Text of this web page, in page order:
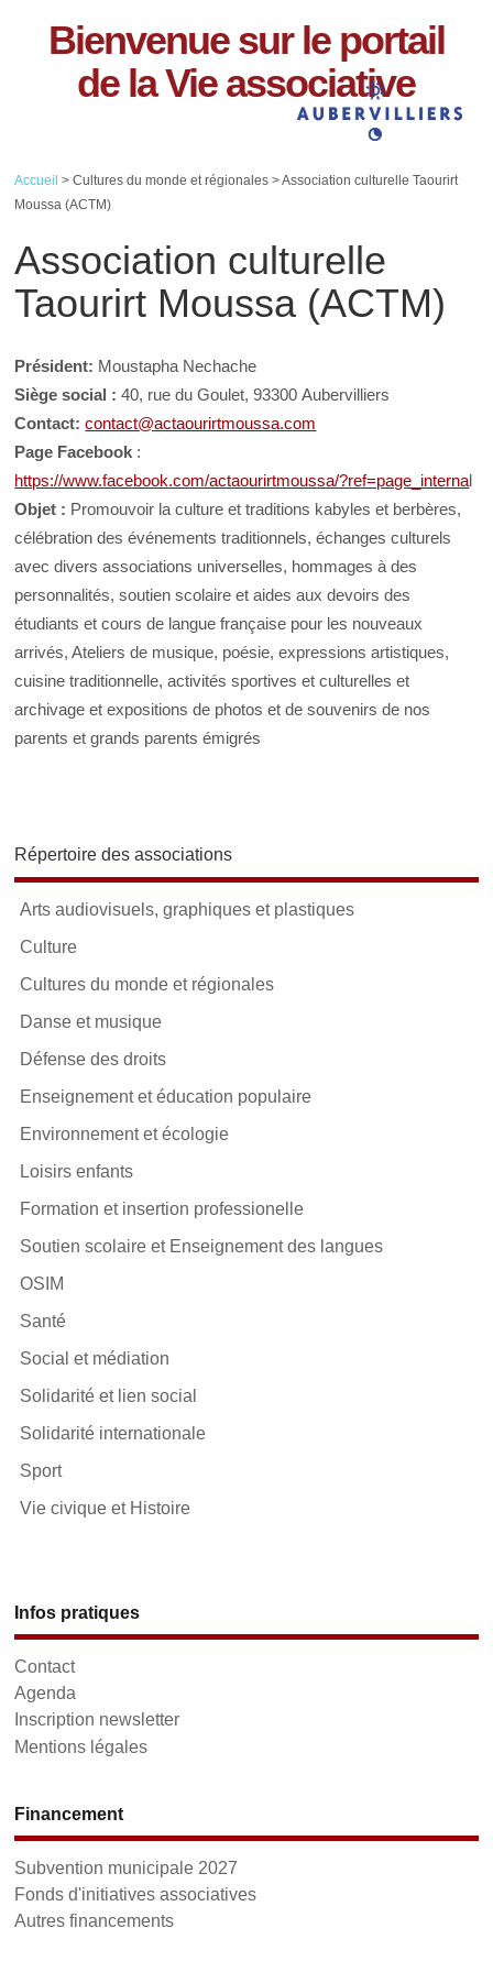
Bienvenue sur le portail
de la Vie associative
Accueil > Cultures du monde et régionales > Association culturelle Taourirt
Moussa (ACTM)
Association culturelle
Taourirt Moussa (ACTM)
Président: Moustapha Nechache
Siège social : 40, rue du Goulet, 93300 Aubervilliers
Contact: contact@actaourirtmoussa.com
Page Facebook :
https://www.facebook.com/actaourirtmoussa/?ref=page_internal
Objet : Promouvoir la culture et traditions kabyles et berbères,
célébration des événements traditionnels, échanges culturels
avec divers associations universelles, hommages à des
personnalités, soutien scolaire et aides aux devoirs des
étudiants et cours de langue française pour les nouveaux
arrivés, Ateliers de musique, poésie, expressions artistiques,
cuisine traditionnelle, activités sportives et culturelles et
archivage et expositions de photos et de souvenirs de nos
parents et grands parents émigrés
Répertoire des associations
Arts audiovisuels, graphiques et plastiques
Culture
Cultures du monde et régionales
Danse et musique
Défense des droits
Enseignement et éducation populaire
Environnement et écologie
Loisirs enfants
Formation et insertion professionelle
Soutien scolaire et Enseignement des langues
OSIM
Santé
Social et médiation
Solidarité et lien social
Solidarité internationale
Sport
Vie civique et Histoire
Infos pratiques
Contact
Agenda
Inscription newsletter
Mentions légales
Financement
Subvention municipale 2027
Fonds d'initiatives associatives
Autres financements